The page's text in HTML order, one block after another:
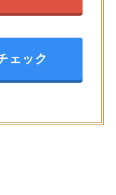
ェック